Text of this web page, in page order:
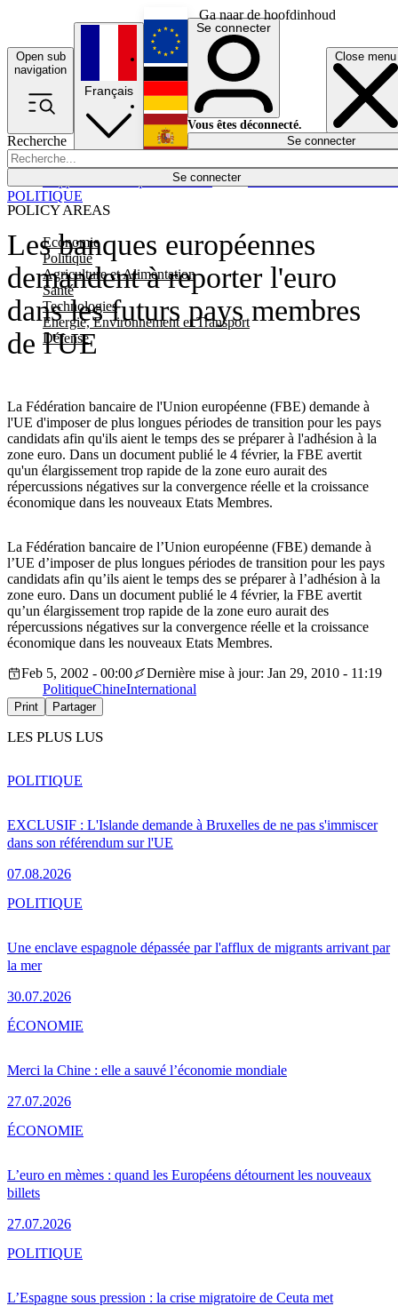
Ga naar de hoofdinhoud
Open sub
navigation
Close menu
Recherche
Se connecter
POLICY AREAS
Economie
Politique
Agriculture et Alimentation
Santé
Technologies
Energie, Environnement et Transport
Défense
Économie
Français
English
Deutsch
Español
Se connecter
Vous êtes déconnecté.
Se connecter
Les banques européennes
demandent à reporter l'euro
dans les futurs pays membres
de l'UE
La Fédération bancaire de l'Union européenne (FBE) demande à
l'UE d'imposer de plus longues périodes de transition pour les pays
candidats afin qu'ils aient le temps des se préparer à l'adhésion à la
zone euro. Dans un document publié le 4 février, la FBE avertit
qu'un élargissement trop rapide de la zone euro aurait des
répercussions négatives sur la convergence réelle et la croissance
économique dans les nouveaux Etats Membres.
POLITIQUE
La Fédération bancaire de l’Union européenne (FBE) demande à
l’UE d’imposer de plus longues périodes de transition pour les pays
candidats afin qu’ils aient le temps des se préparer à l’adhésion à la
zone euro. Dans un document publié le 4 février, la FBE avertit
qu’un élargissement trop rapide de la zone euro aurait des
répercussions négatives sur la convergence réelle et la croissance
économique dans les nouveaux Etats Membres.
Feb 5, 2002 - 00:00
Dernière mise à jour: Jan 29, 2010 - 11:19
PolitiqueChineInternational
Print Partager
LES PLUS LUS
EXCLUSIF : L'Islande demande à Bruxelles de ne pas s'immiscer
dans son référendum sur l'UE
07.08.2026
POLITIQUE
Une enclave espagnole dépassée par l'afflux de migrants arrivant par
la mer
30.07.2026
POLITIQUE
Merci la Chine : elle a sauvé l’économie mondiale
27.07.2026
ÉCONOMIE
L’euro en mèmes : quand les Européens détournent les nouveaux
billets
27.07.2026
ÉCONOMIE
L’Espagne sous pression : la crise migratoire de Ceuta met
POLITIQUE